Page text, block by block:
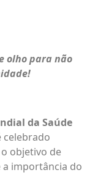
olho para não
da Saúde
celebrado
objetivo de
importância do